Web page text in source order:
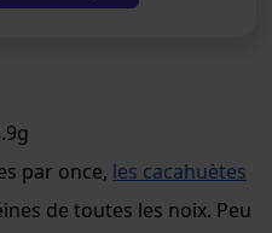
par once, les cacahuètes
de toutes les noix. Peu